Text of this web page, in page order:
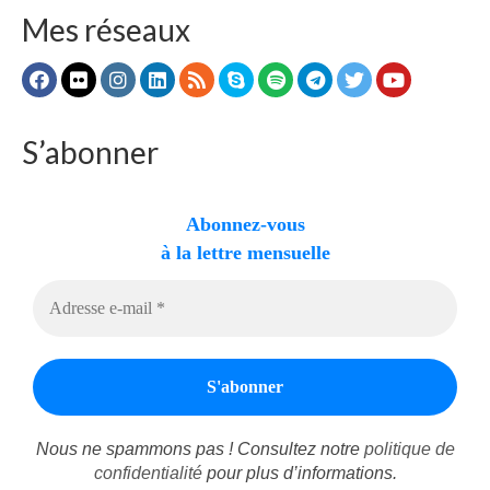
Mes réseaux
S’abonner
Abonnez-vous
à la lettre mensuelle
Nous ne spammons pas ! Consultez notre politique de
confidentialitépour plus d’informations.